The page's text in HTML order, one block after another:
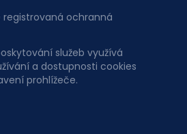
registrovaná ochranná
služeb využívá
a dostupnosti cookies
prohlížeče.